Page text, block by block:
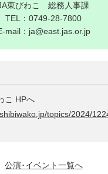
東びわこ 総務人事課
TEL：0749-28-7800
mail：ja@east.jas.or.jp
こ HPへ
topics/2024/
公演･イベント一覧へ